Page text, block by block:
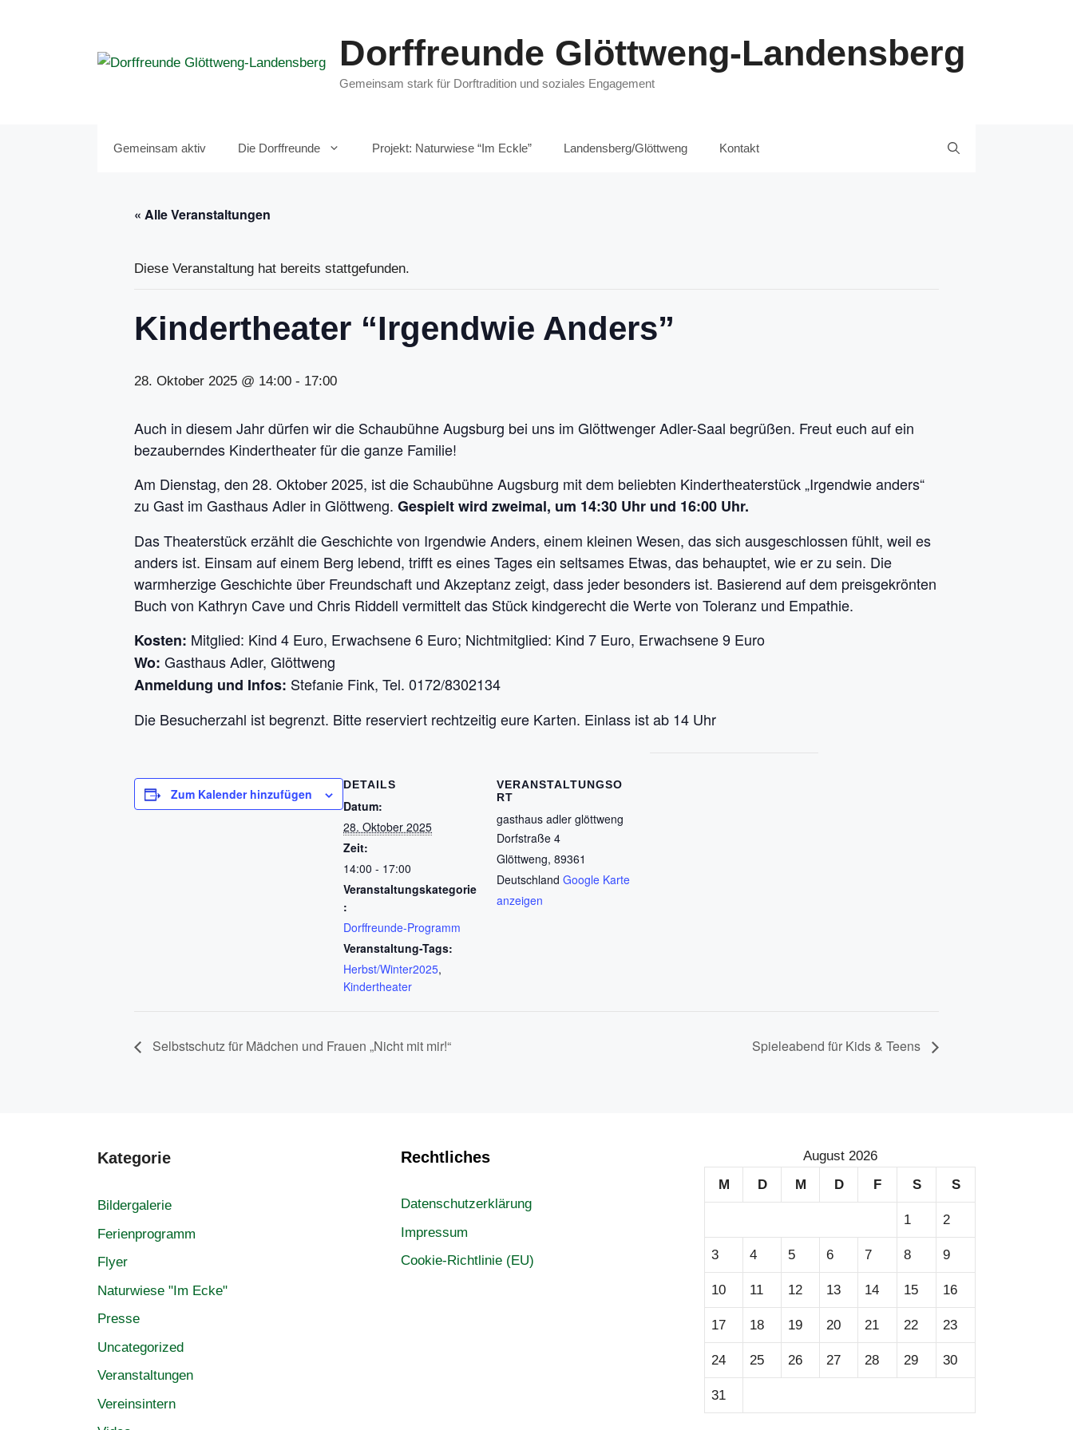
Dorffreunde Glöttweng-Landensberg
Gemeinsam stark für Dorftradition und soziales Engagement
Gemeinsam aktiv Die Dorffreunde Projekt: Naturwiese “Im Eckle” Landensberg/Glöttweng Kontakt
« Alle Veranstaltungen
Diese Veranstaltung hat bereits stattgefunden.
Kindertheater “Irgendwie Anders”
28. Oktober 2025 @ 14:00 - 17:00
Auch in diesem Jahr dürfen wir die Schaubühne Augsburg bei uns im Glöttwenger Adler-Saal begrüßen. Freut euch auf ein
bezauberndes Kindertheater für die ganze Familie!
Am Dienstag, den 28. Oktober 2025, ist die Schaubühne Augsburg mit dem beliebten Kindertheaterstück „Irgendwie anders“
zu Gast im Gasthaus Adler in Glöttweng. Gespielt wird zweimal, um 14:30 Uhr und 16:00 Uhr.
Das Theaterstück erzählt die Geschichte von Irgendwie Anders, einem kleinen Wesen, das sich ausgeschlossen fühlt, weil es
anders ist. Einsam auf einem Berg lebend, trifft es eines Tages ein seltsames Etwas, das behauptet, wie er zu sein. Die
warmherzige Geschichte über Freundschaft und Akzeptanz zeigt, dass jeder besonders ist. Basierend auf dem preisgekrönten
Buch von Kathryn Cave und Chris Riddell vermittelt das Stück kindgerecht die Werte von Toleranz und Empathie.
Kosten: Mitglied: Kind 4 Euro, Erwachsene 6 Euro; Nichtmitglied: Kind 7 Euro, Erwachsene 9 Euro
Wo: Gasthaus Adler, Glöttweng
Anmeldung und Infos: Stefanie Fink, Tel. 0172/8302134
Die Besucherzahl ist begrenzt. Bitte reserviert rechtzeitig eure Karten. Einlass ist ab 14 Uhr
Zum Kalender hinzufügen
DETAILS
Datum:
28. Oktober 2025
Zeit:
14:00 - 17:00
Veranstaltungskategorie
:
Dorffreunde-Programm
Veranstaltung-Tags:
Herbst/Winter2025,
Kindertheater
VERANSTALTUNGSO
RT
gasthaus adler glöttweng
Dorfstraße 4
Glöttweng, 89361
Deutschland Google Karte
anzeigen
Selbstschutz für Mädchen und Frauen „Nicht mit mir!“ Spieleabend für Kids & Teens
Kategorie
Bildergalerie
Ferienprogramm
Flyer
Naturwiese "Im Ecke"
Presse
Uncategorized
Veranstaltungen
Vereinsintern
Rechtliches
Datenschutzerklärung
Impressum
Cookie-Richtlinie (EU)
August 2026
M
D M D F S S
1 2
3 4 5 6 7 8 9
10 11 12 13 14 15 16
17 18 19 20 21 22 23
24 25 26 27 28 29 30
31